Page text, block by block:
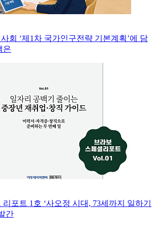
회 ‘제1차 국가인구전략 기본계획’에 담
은
리포트 1호 ‘사오정 시대, 73세까지 일하기
간